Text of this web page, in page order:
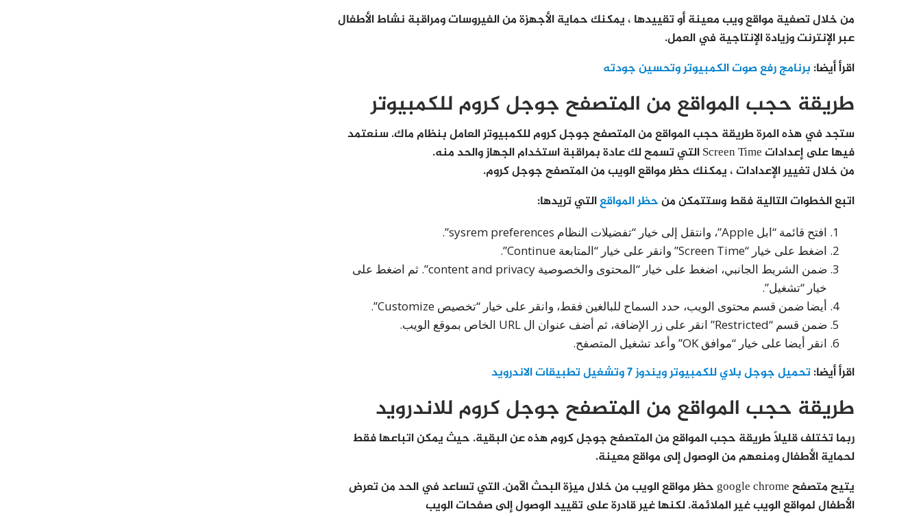
من خلال تصفية مواقع ويب معينة أو تقييدها ، يمكنك حماية الأجهزة من الفيروسات ومراقبة نشاط الأطفال
عبر الإنترنت وزيادة الإنتاجية في العمل.
اقرأ أيضا: برنامج رفع صوت الكمبيوتر وتحسين جودته
طريقة حجب المواقع من المتصفح جوجل كروم للكمبيوتر
ستجد في هذه المرة طريقة حجب المواقع من المتصفح جوجل كروم للكمبيوتر العامل بنظام ماك. سنعتمد
فيها على إعدادات Screen Time التي تسمح لك عادة بمراقبة استخدام الجهاز والحد منه.
من خلال تغيير الإعدادات ، يمكنك حظر مواقع الويب من المتصفح جوجل كروم.
اتبع الخطوات التالية فقط وستتمكن منحظر المواقعالتي تريدها:
افتح قائمة “ابل Apple”، وانتقل إلى خيار “تفضيلات النظام sysrem preferences”.
اضغط على خيار “Screen Time” وانقر على خيار “المتابعة Continue”.
ضمن الشريط الجانبي، اضغط على خيار “المحتوى والخصوصية content and privacy”. ثم اضغط على
خيار “تشغيل”.
أيضا ضمن قسم محتوى الويب، حدد السماح للبالغين فقط، وانقر على خيار “تخصيص Customize”.
ضمن قسم “Restricted” انقر على زر الإضافة، ثم أضف عنوان ال URL الخاص بموقع الويب.
انقر أيضا على خيار “موافق OK” وأعد تشغيل المتصفح.
اقرأ أيضا:تحميل جوجل بلاي للكمبيوتر ويندوز 7 وتشغيل تطبيقات الاندرويد
طريقة حجب المواقع من المتصفح جوجل كروم للاندرويد
ربما تختلف قليلًا طريقة حجب المواقع من المتصفح جوجل كروم هذه عن البقية. حيث يمكن اتباعها فقط
لحماية الأطفال ومنعهم من الوصول إلى مواقع معينة.
يتيح متصفح google chrome حظر مواقع الويب من خلال ميزة البحث الآمن. التي تساعد في الحد من تعرض
الأطفال لمواقع الويب غير الملائمة. لكنها غير قادرة على تقييد الوصول إلى صفحات الويب